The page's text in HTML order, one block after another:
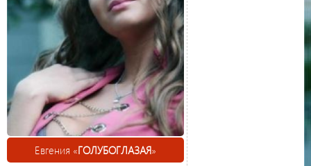
Евгения «ГОЛУБОГЛАЗАЯ»